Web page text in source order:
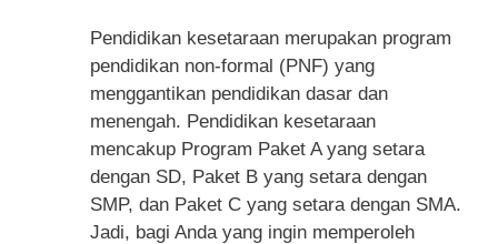
Pendidikan kesetaraan merupakan program
pendidikan non-formal (PNF) yang
menggantikan pendidikan dasar dan
menengah. Pendidikan kesetaraan
mencakup Program Paket A yang setara
dengan SD, Paket B yang setara dengan
SMP, dan Paket C yang setara dengan SMA.
Jadi, bagi Anda yang ingin memperoleh